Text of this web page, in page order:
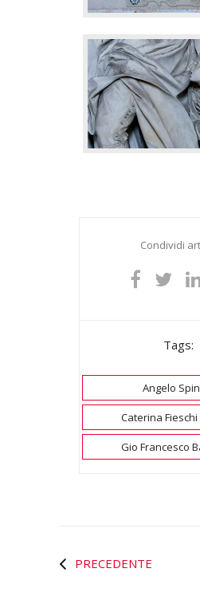
Condividi
Tags:
Angelo
Caterina
Gio Francesco
PRECEDENTE